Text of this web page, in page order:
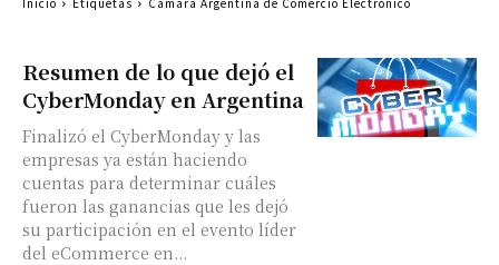
Resumen de lo que dejó el
CyberMonday en Argentina
Finalizó el CyberMonday y las
empresas ya están haciendo
cuentas para determinar cuáles
fueron las ganancias que les dejó
su participación en el evento líder
del eCommerce en...